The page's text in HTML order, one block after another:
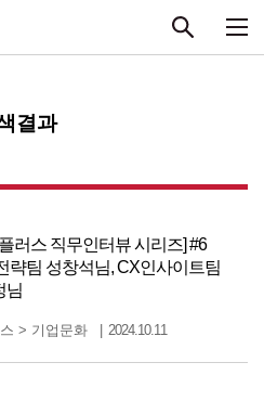
결과
러스 직무인터뷰 시리즈] #6
략팀 성창석님, CX인사이트팀
님
> 기업문화 2024.10.11